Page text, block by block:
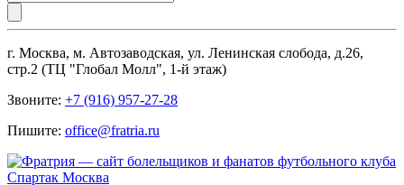
г. Москва, м. Автозаводская, ул. Ленинская слобода, д.26,
стр.2 (ТЦ "Глобал Молл", 1-й этаж)
Звоните: +7 (916) 957-27-28
Пишите: office@fratria.ru